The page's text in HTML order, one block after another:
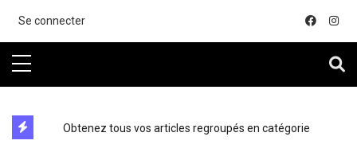
Se connecter
Obtenez tous vos articles regroupés en catégorie